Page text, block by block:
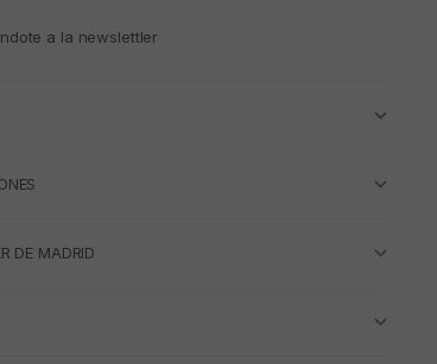
a la newslettler
DE MADRID